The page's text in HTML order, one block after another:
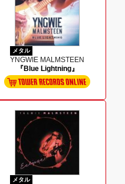
メタル
YNGWIE MALMSTEEN
『Blue Lightning』
メタル